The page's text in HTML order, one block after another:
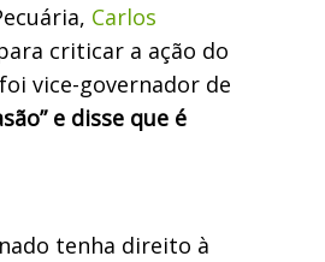
Carlos
criticar a ação do
vice-governador de
e disse que é
tenha direito à